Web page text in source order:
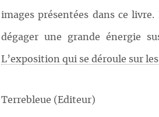
images présentées dans ce
dégager une grande énergie
L’exposition qui se déroule sur
Terrebleue (Editeur)